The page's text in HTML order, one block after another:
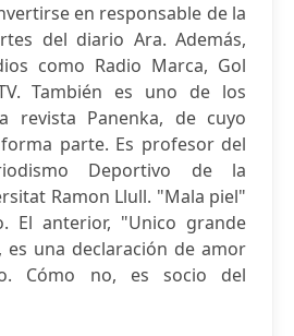
en responsable de la
del diario Ara. Además,
como Radio Marca, Gol
También es uno de los
revista Panenka, de cuyo
parte. Es profesor del
Deportivo de la
Ramon Llull. "Mala piel"
El anterior, "Unico grande
es una declaración de amor
Cómo no, es socio del